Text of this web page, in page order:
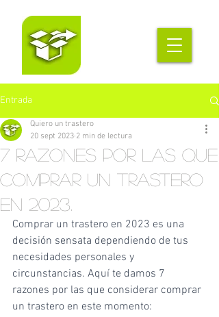
Entrada
7 Razones por las que
comprar un trastero
en 2023.
Quiero un trastero
20 sept 2023 2 min de lectura
Comprar un trastero en 2023 es una
decisión sensata dependiendo de tus
necesidades personales y
circunstancias. Aquí te damos 7
razones por las que considerar comprar
un trastero en este momento: